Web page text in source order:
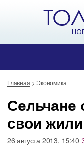
Главная > Экономика
Сельчане
свои
26 августа 2013, 15:40